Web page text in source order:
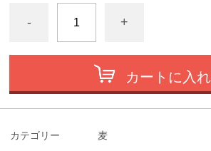
- +
カートに入
カテゴリー 麦